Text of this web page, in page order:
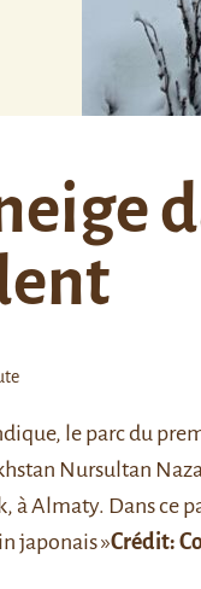
le parc du
Nursultan
à Almaty. Dans ce
japonais »Crédit: